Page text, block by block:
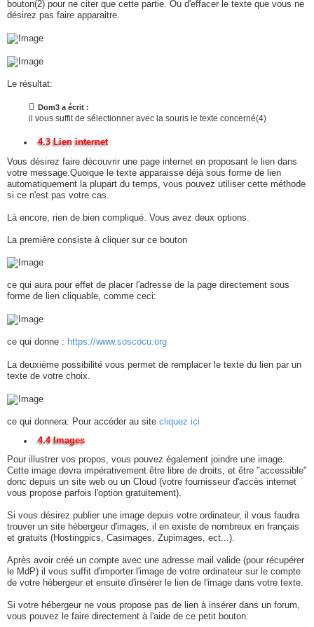
bouton(2) pour ne citer que cette partie. Ou d'effacer le texte que vous ne
désirez pas faire apparaitre.
Le résultat:
Dom3 a écrit :
il vous suffit de sélectionner avec la souris le texte concerné(4)
4.3 Lien internet
Vous désirez faire découvrir une page internet en proposant le lien dans
votre message.Quoique le texte apparaisse déjà sous forme de lien
automatiquement la plupart du temps, vous pouvez utiliser cette méthode
si ce n'est pas votre cas.
Là encore, rien de bien compliqué. Vous avez deux options.
La première consiste à cliquer sur ce bouton
ce qui aura pour effet de placer l'adresse de la page directement sous
forme de lien cliquable, comme ceci:
ce qui donne : https://www.soscocu.org
La deuxième possibilité vous permet de remplacer le texte du lien par un
texte de votre choix.
ce qui donnera: Pour accéder au site cliquez ici
4.4 Images
Pour illustrer vos propos, vous pouvez également joindre une image.
Cette image devra impérativement être libre de droits, et être "accessible"
donc depuis un site web ou un Cloud (votre fournisseur d'accès internet
vous propose parfois l'option gratuitement).
Si vous désirez publier une image depuis votre ordinateur, il vous faudra
trouver un site hébergeur d'images, il en existe de nombreux en français
et gratuits (Hostingpics, Casimages, Zupimages, ect...).
Après avoir créé un compte avec une adresse mail valide (pour récupérer
le MdP) il vous suffit d'importer l'image de votre ordinateur sur le compte
de votre hébergeur et ensuite d'insérer le lien de l'image dans votre texte.
Si votre hébergeur ne vous propose pas de lien à insérer dans un forum,
vous pouvez le faire directement à l'aide de ce petit bouton: